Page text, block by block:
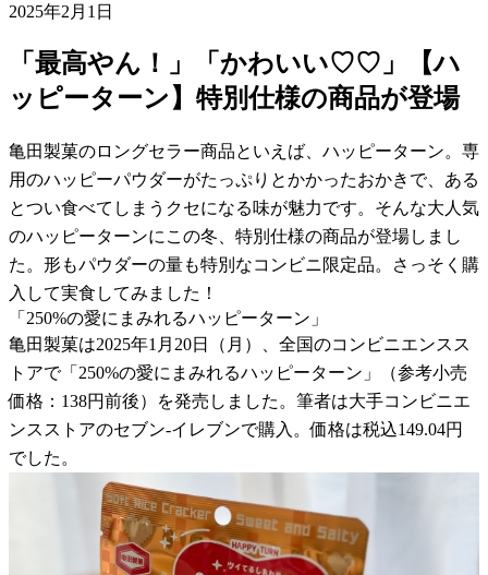
2025年2月1日
「最高やん！」「かわいい♡♡」【ハ
ッピーターン】特別仕様の商品が登場
亀田製菓のロングセラー商品といえば、ハッピーターン。専
用のハッピーパウダーがたっぷりとかかったおかきで、ある
とつい食べてしまうクセになる味が魅力です。そんな大人気
のハッピーターンにこの冬、特別仕様の商品が登場しまし
た。形もパウダーの量も特別なコンビニ限定品。さっそく購
入して実食してみました！
「250%の愛にまみれるハッピーターン」
亀田製菓は2025年1月20日（月）、全国のコンビニエンスス
トアで「250%の愛にまみれるハッピーターン」（参考小売
価格：138円前後）を発売しました。筆者は大手コンビニエ
ンスストアのセブン-イレブンで購入。価格は税込149.04円
でした。